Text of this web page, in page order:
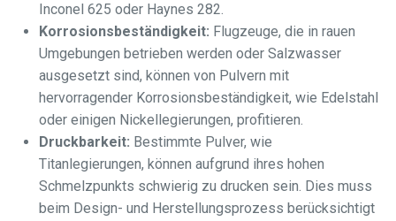
Inconel 625 oder Haynes 282.
Korrosionsbeständigkeit: Flugzeuge, die in rauen
Umgebungen betrieben werden oder Salzwasser
ausgesetzt sind, können von Pulvern mit
hervorragender Korrosionsbeständigkeit, wie Edelstahl
oder einigen Nickellegierungen, profitieren.
Druckbarkeit: Bestimmte Pulver, wie
Titanlegierungen, können aufgrund ihres hohen
Schmelzpunkts schwierig zu drucken sein. Dies muss
beim Design- und Herstellungsprozess berücksichtigt